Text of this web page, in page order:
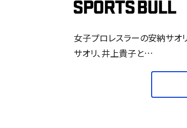
女子プロレスラーの安納サオ
サオリ、井上貴子と…